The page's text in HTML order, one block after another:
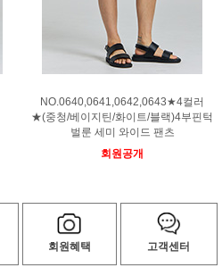
NO.0640,0641,0642,0643★4컬러
★(중청/베이지틴/화이트/블랙)4부핀턱
벌룬 세미 와이드 팬츠
회원공개
회원혜택 고객센터